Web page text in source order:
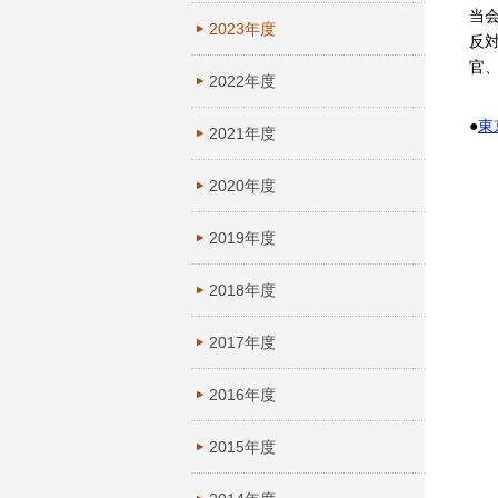
当
反
官
●東
2023年度
2022年度
2021年度
2020年度
2019年度
2018年度
2017年度
2016年度
2015年度